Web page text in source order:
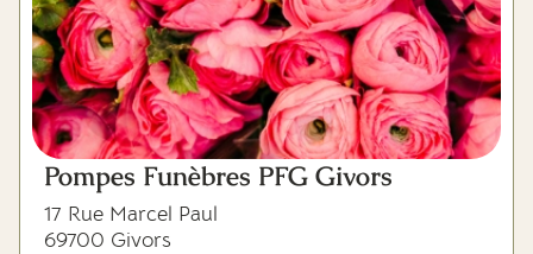
Pompes Funèbres PFG Givors
17 Rue Marcel Paul
69700 Givors